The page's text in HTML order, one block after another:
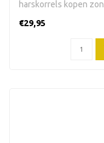
harskorrels kopen
zonder ro..
€29,95